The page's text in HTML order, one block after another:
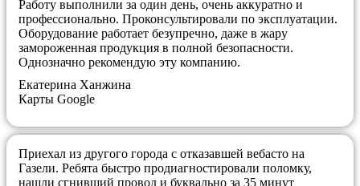
Работу выполнили за один день, очень аккуратно и
профессионально. Проконсультировали по эксплуатации.
Оборудование работает безупречно, даже в жару
замороженная продукция в полной безопасности.
Однозначно рекомендую эту компанию.
​Екатерина Ханжина
Карты Google
Приехал из другого города с отказавшей вебасто на
Газели. Ребята быстро продиагностировали поломку,
нашли сгнивший провод и буквально за 35 минут